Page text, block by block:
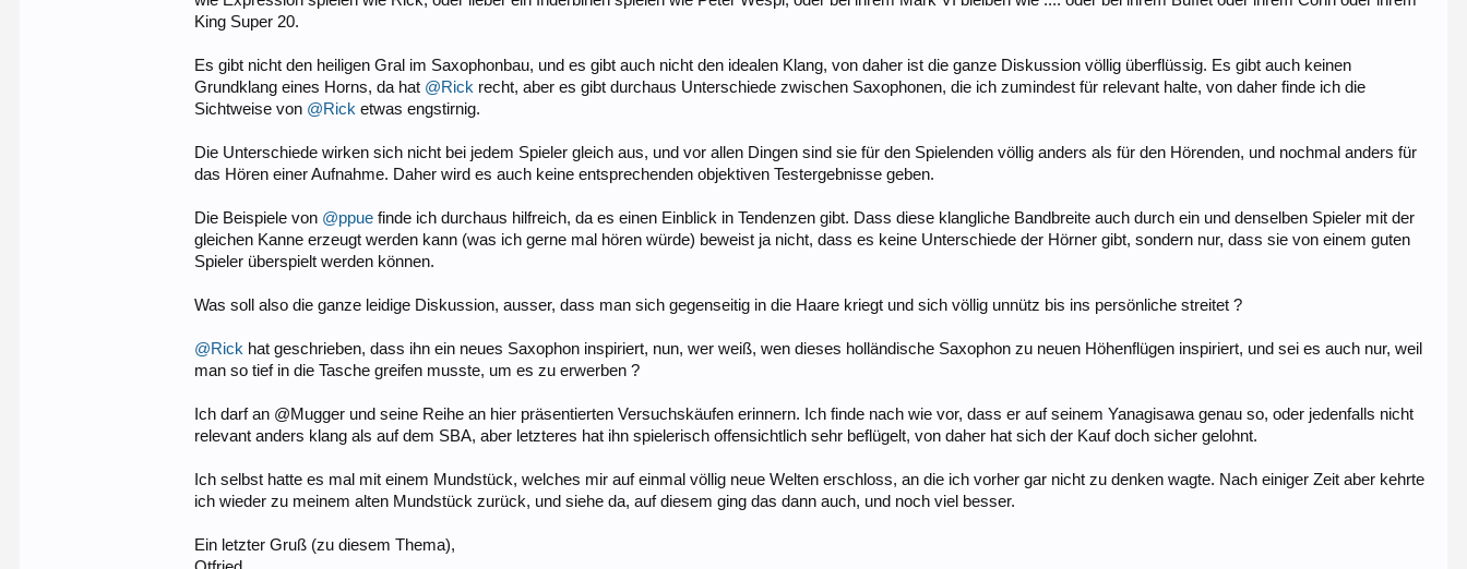
King Super 20.
Es gibt nicht den heiligen Gral im Saxophonbau, und es gibt auch nicht den idealen Klang, von daher ist die ganze Diskussion völlig überflüssig. Es gibt auch keinen
Grundklang eines Horns, da hat @Rick recht, aber es gibt durchaus Unterschiede zwischen Saxophonen, die ich zumindest für relevant halte, von daher finde ich die
Sichtweise von @Rick etwas engstirnig.
Die Unterschiede wirken sich nicht bei jedem Spieler gleich aus, und vor allen Dingen sind sie für den Spielenden völlig anders als für den Hörenden, und nochmal anders für
das Hören einer Aufnahme. Daher wird es auch keine entsprechenden objektiven Testergebnisse geben.
Die Beispiele von @ppue finde ich durchaus hilfreich, da es einen Einblick in Tendenzen gibt. Dass diese klangliche Bandbreite auch durch ein und denselben Spieler mit der
gleichen Kanne erzeugt werden kann (was ich gerne mal hören würde) beweist ja nicht, dass es keine Unterschiede der Hörner gibt, sondern nur, dass sie von einem guten
Spieler überspielt werden können.
Was soll also die ganze leidige Diskussion, ausser, dass man sich gegenseitig in die Haare kriegt und sich völlig unnütz bis ins persönliche streitet ?
@Rick hat geschrieben, dass ihn ein neues Saxophon inspiriert, nun, wer weiß, wen dieses holländische Saxophon zu neuen Höhenflügen inspiriert, und sei es auch nur, weil
man so tief in die Tasche greifen musste, um es zu erwerben ?
Ich darf an @Mugger und seine Reihe an hier präsentierten Versuchskäufen erinnern. Ich finde nach wie vor, dass er auf seinem Yanagisawa genau so, oder jedenfalls nicht
relevant anders klang als auf dem SBA, aber letzteres hat ihn spielerisch offensichtlich sehr beflügelt, von daher hat sich der Kauf doch sicher gelohnt.
Ich selbst hatte es mal mit einem Mundstück, welches mir auf einmal völlig neue Welten erschloss, an die ich vorher gar nicht zu denken wagte. Nach einiger Zeit aber kehrte
ich wieder zu meinem alten Mundstück zurück, und siehe da, auf diesem ging das dann auch, und noch viel besser.
Ein letzter Gruß (zu diesem Thema),